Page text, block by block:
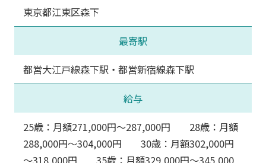
東京都江東区森下
最寄駅
都営大江戸線森下駅・都営新宿線森下駅
給与
25歳：月額271,000円～287,000円 28歳：月額
288,000円～304,000円 30歳：月額302,000円